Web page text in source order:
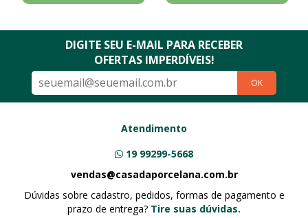
DIGITE SEU E-MAIL PARA RECEBER
OFERTAS IMPERDÍVEIS!
OK
Atendimento
19 99299-5668
vendas@casadaporcelana.com.br
Dúvidas sobre cadastro, pedidos, formas de pagamento e
prazo de entrega? Tire suas dúvidas.